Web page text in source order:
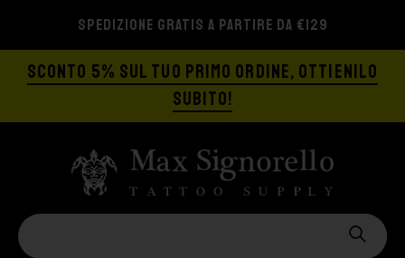
SPEDIZIONE GRATIS A PARTIRE DA €129
SCONTO 5% SUL TUO PRIMO ORDINE, OTTIENILO
SUBITO!